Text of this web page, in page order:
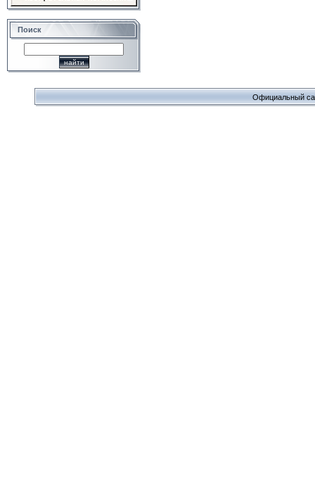
Поиск
Официальный сайт